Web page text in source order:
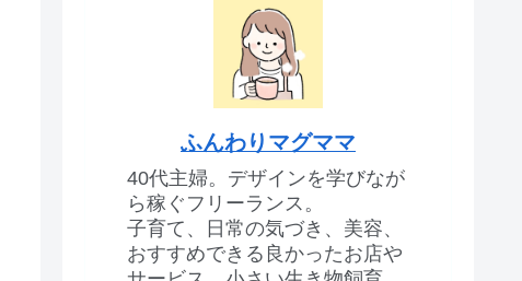
ふんわりマグママ
40代主婦。デザインを学びなが
ら稼ぐフリーランス。
子育て、日常の気づき、美容、
おすすめできる良かったお店や